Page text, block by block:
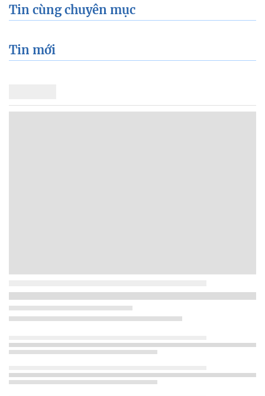
Tin cùng chuyên mục
Tin mới